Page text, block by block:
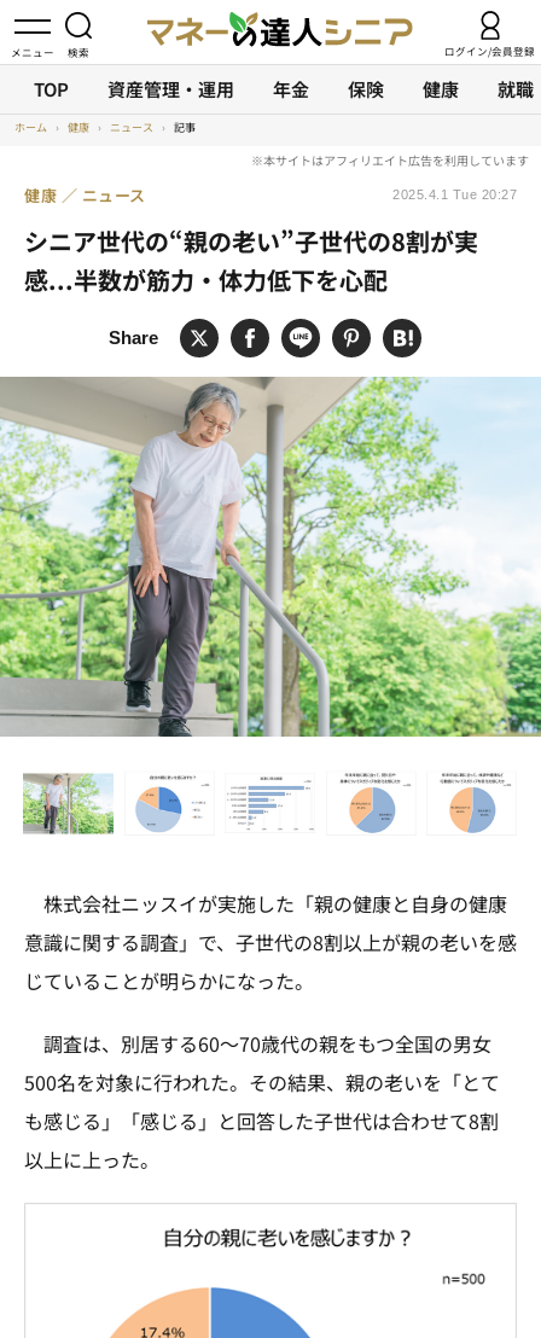
ログイン/会員登録
TOP 資産管理・運用 年金 保険 健康 就職
ホーム › 健康 › ニュース › 記事
シニア世代の“親の老い”子世代の8割が実
感...半数が筋力・体力低下を心配
健康 ニュース 2025.4.1 Tue 20:27
株式会社ニッスイが実施した「親の健康と自身の健康
意識に関する調査」で、子世代の8割以上が親の老いを感
じていることが明らかになった。
調査は、別居する60～70歳代の親をもつ全国の男女
500名を対象に行われた。その結果、親の老いを「とて
も感じる」「感じる」と回答した子世代は合わせて8割
以上に上った。